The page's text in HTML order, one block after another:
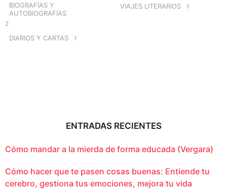
BIOGRAFÍAS Y
AUTOBIOGRAFÍAS
2
DIARIOS Y CARTAS 1
VIAJES LITERARIOS 1
ENTRADAS RECIENTES
Cómo mandar a la mierda de forma educada (Vergara)
Cómo hacer que te pasen cosas buenas: Entiende tu
cerebro, gestiona tus emociones, mejora tu vida